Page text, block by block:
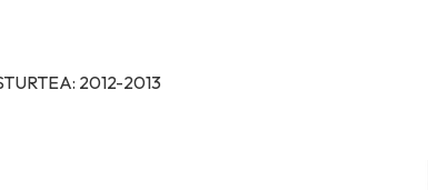
2012-2013